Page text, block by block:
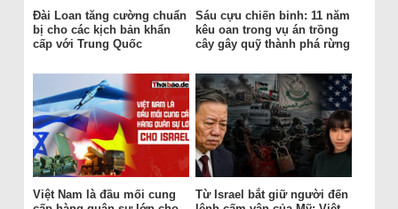
Đài Loan tăng cường chuẩn
bị cho các kịch bản khẩn
cấp với Trung Quốc
Sáu cựu chiến binh: 11 năm
kêu oan trong vụ án trồng
cây gây quỹ thành phá rừng
Việt Nam là đầu mối cung
Từ Israel bắt giữ người đến